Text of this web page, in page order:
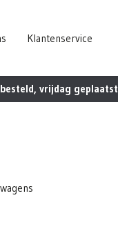
Klantenservice
vrijdag geplaatst